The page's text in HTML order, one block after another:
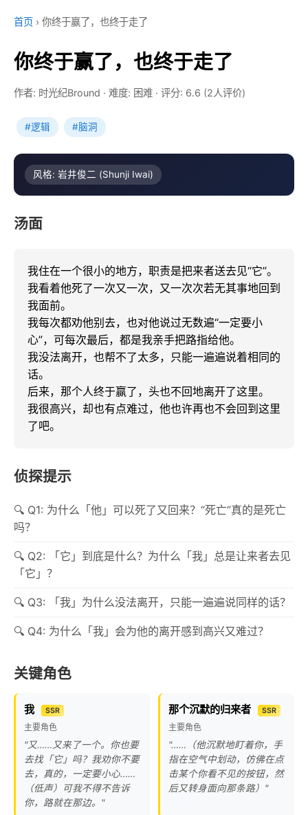
首页 › 你终于赢了，也终于走了
你终于赢了，也终于走了
作者: 时光纪Bround · 难度: 困难 · 评分: 6.6 (2人评价)
#逻辑 #脑洞
风格: 岩井俊二 (Shunji Iwai)
汤面
我住在一个很小的地方，职责是把来者送去见“它”。
我看着他死了一次又一次，又一次次若无其事地回到
我面前。
我每次都劝他别去，也对他说过无数遍“一定要小
心”，可每次最后，都是我亲手把路指给他。
我没法离开，也帮不了太多，只能一遍遍说着相同的
话。
后来，那个人终于赢了，头也不回地离开了这里。
我很高兴，却也有点难过，他也许再也不会回到这里
了吧。
侦探提示
Q1: 为什么「他」可以死了又回来？“死亡”真的是死亡
吗？
Q2: 「它」到底是什么？为什么「我」总是让来者去见
「它」？
Q3: 「我」为什么没法离开，只能一遍遍说同样的话？
Q4: 为什么「我」会为他的离开感到高兴又难过？
关键角色
我 SSR
主要角色
"又……又来了一个。你也要
去找「它」吗？我劝你不要
去，真的，一定要小心……
（低声）可我不得不告诉
你，路就在那边。"
那个沉默的归来者 SSR
主要角色
"……（他沉默地盯着你，手
指在空气中划动，仿佛在点
击某个你看不见的按钮，然
后又转身面向那条路）"